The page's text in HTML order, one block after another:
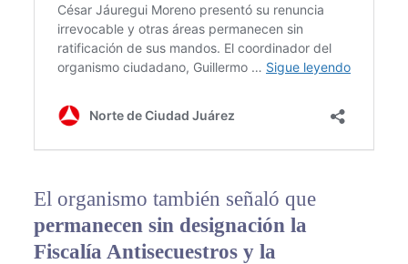
El organismo también señaló que
permanecen sin designación la
Fiscalía Antisecuestros y la